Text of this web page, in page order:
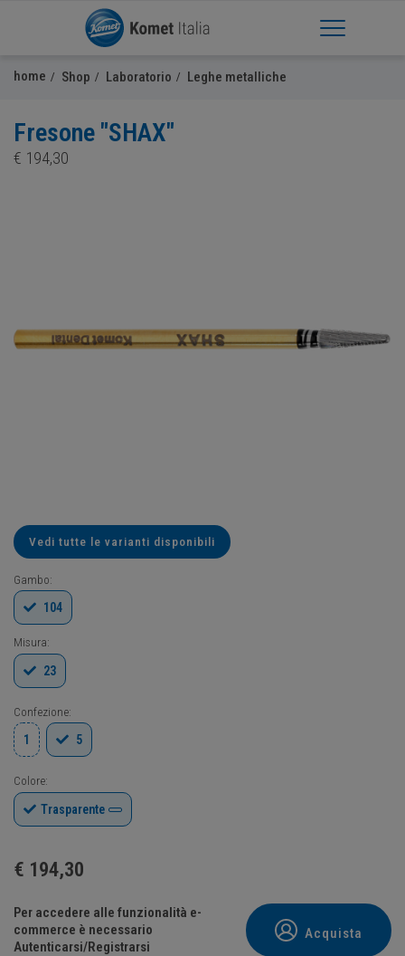
Apri Menu
home Shop Laboratorio Leghe metalliche
Fresone "SHAX"
€ 194,30
Vedi tutte le varianti disponibili
Gambo:
104
Misura:
23
Confezione:
1
5
Colore:
Trasparente
€ 194,30
Per accedere alle funzionalità e-
commerce è necessario
Autenticarsi/Registrarsi
Acquista